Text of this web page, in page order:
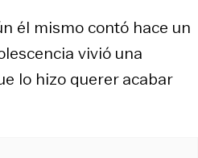
él mismo contó hace un
vivió una
lo hizo querer acabar